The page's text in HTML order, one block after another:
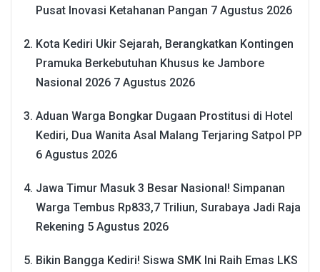
Pusat Inovasi Ketahanan Pangan 7 Agustus 2026
Kota Kediri Ukir Sejarah, Berangkatkan Kontingen
Pramuka Berkebutuhan Khusus ke Jambore
Nasional 2026 7 Agustus 2026
Aduan Warga Bongkar Dugaan Prostitusi di Hotel
Kediri, Dua Wanita Asal Malang Terjaring Satpol PP
6 Agustus 2026
Jawa Timur Masuk 3 Besar Nasional! Simpanan
Warga Tembus Rp833,7 Triliun, Surabaya Jadi Raja
Rekening 5 Agustus 2026
Bikin Bangga Kediri! Siswa SMK Ini Raih Emas LKS